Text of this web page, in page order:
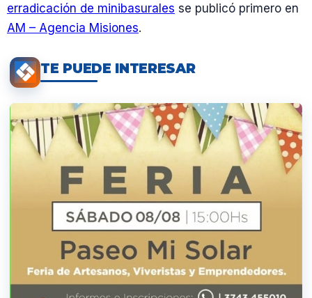
erradicación de minibasurales se publicó primero en
AM – Agencia Misiones.
TE PUEDE INTERESAR